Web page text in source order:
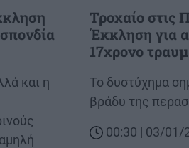
και η
Τροχαίο στις
Έκκληση για
17χρονο
Body
Το δυστύχημα
βράδυ της
00:30 | 03/01/